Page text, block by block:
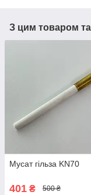
З цим товаром
Мусат гільза KN70
401 ₴ 500 ₴